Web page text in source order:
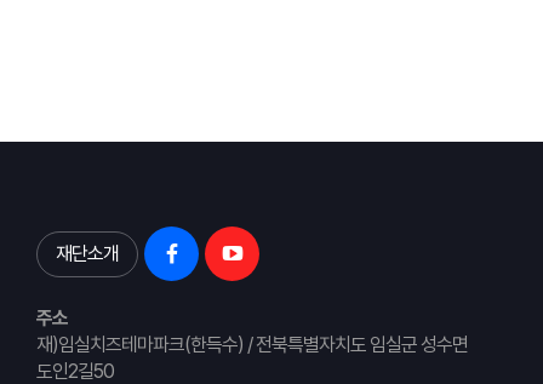
재단소개
주소
재)임실치즈테마파크(한득수) / 전북특별자치도 임실군 성수면
도인2길50